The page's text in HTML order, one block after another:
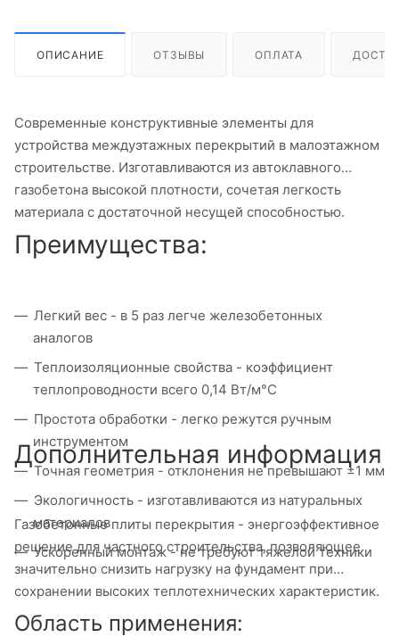
ОПИСАНИЕ ОТЗЫВЫ ОПЛАТА
Современные конструктивные элементы для
устройства междуэтажных перекрытий в малоэтажном
строительстве. Изготавливаются из автоклавного
газобетона высокой плотности, сочетая легкость
материала с достаточной несущей способностью.
Преимущества:
Легкий вес - в 5 раз легче железобетонных
аналогов
Теплоизоляционные свойства - коэффициент
теплопроводности всего 0,14 Вт/м°C
Простота обработки - легко режутся ручным
инструментом
Точная геометрия - отклонения не превышают ±1 мм
Экологичность - изготавливаются из натуральных
материалов
Ускоренный монтаж - не требуют тяжелой техники
Дополнительная информация
Газобетонные плиты перекрытия - энергоэффективное
решение для частного строительства, позволяющее
значительно снизить нагрузку на фундамент при
сохранении высоких теплотехнических характеристик.
Область применения: